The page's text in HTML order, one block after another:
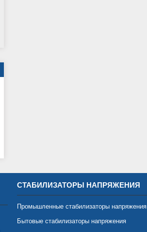
СТАБИЛИЗАТОРЫ НАПРЯЖЕНИЯ
Промышленные стабилизаторы напряжения
Бытовые стабилизаторы напряжения